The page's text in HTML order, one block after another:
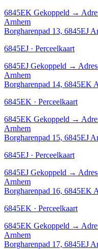
6845EK Gekoppeld →
Arnhem
Borgharenpad 13, 6845EJ
6845EJ · Perceelkaart
6845EJ Gekoppeld →
Arnhem
Borgharenpad 14, 6845EK
6845EK · Perceelkaart
6845EK Gekoppeld →
Arnhem
Borgharenpad 15, 6845EJ
6845EJ · Perceelkaart
6845EJ Gekoppeld →
Arnhem
Borgharenpad 16, 6845EK
6845EK · Perceelkaart
6845EK Gekoppeld →
Arnhem
Borgharenpad 17, 6845EJ